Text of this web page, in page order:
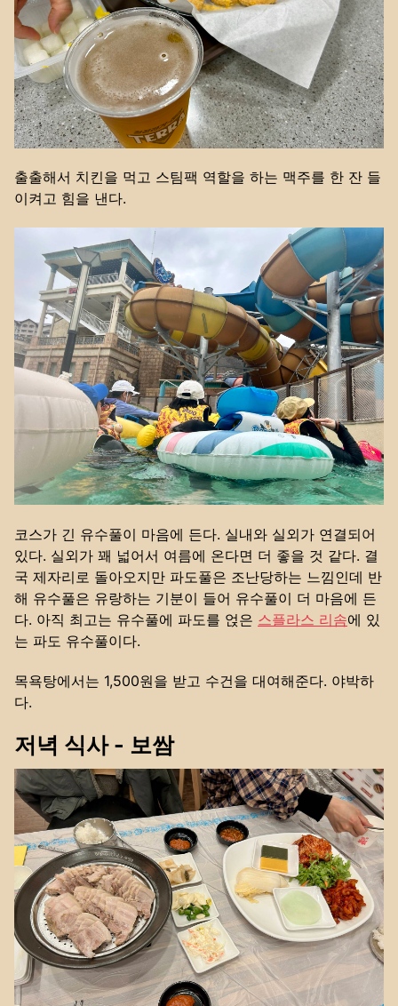
출출해서 치킨을 먹고 스팀팩 역할을 하는 맥주를 한 잔 들
이켜고 힘을 낸다.
코스가 긴 유수풀이 마음에 든다. 실내와 실외가 연결되어
있다. 실외가 꽤 넓어서 여름에 온다면 더 좋을 것 같다. 결
국 제자리로 돌아오지만 파도풀은 조난당하는 느낌인데 반
해 유수풀은 유랑하는 기분이 들어 유수풀이 더 마음에 든
다. 아직 최고는 유수풀에 파도를 얹은 스플라스 리솜에 있
는 파도 유수풀이다.
목욕탕에서는 1,500원을 받고 수건을 대여해준다. 야박하
다.
저녁 식사 - 보쌈